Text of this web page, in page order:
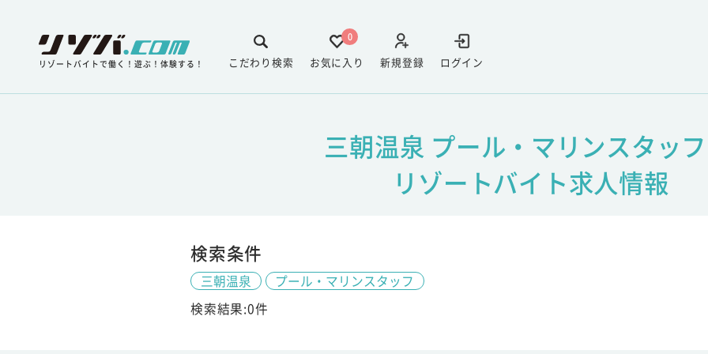
リゾートバイトで働く！遊ぶ！体験する！ ログイン
新規登録
0
お気に入り
こだわり検索
三朝温泉 プール・マリンスタッ
リゾートバイト求人情報
検索条件
三朝温泉
プール・マリンスタッフ
検索結果:0件